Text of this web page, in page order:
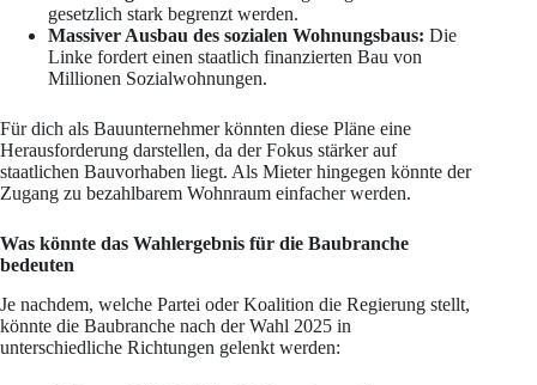
gesetzlich stark begrenzt werden.
Massiver Ausbau des sozialen Wohnungsbaus: Die
Linke fordert einen staatlich finanzierten Bau von
Millionen Sozialwohnungen.
Für dich als Bauunternehmer könnten diese Pläne eine
Herausforderung darstellen, da der Fokus stärker auf
staatlichen Bauvorhaben liegt. Als Mieter hingegen könnte der
Zugang zu bezahlbarem Wohnraum einfacher werden.
Was könnte das Wahlergebnis für die Baubranche
bedeuten
Je nachdem, welche Partei oder Koalition die Regierung stellt,
könnte die Baubranche nach der Wahl 2025 in
unterschiedliche Richtungen gelenkt werden: